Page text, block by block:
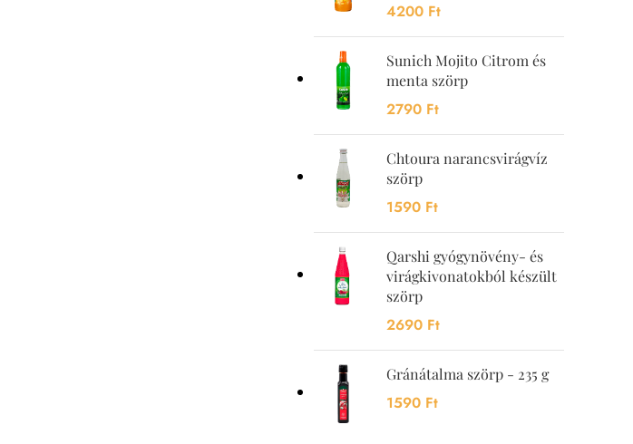
4200 Ft
Sunich Mojito Citrom és
menta szörp
2790 Ft
Chtoura narancsvirágvíz
szörp
1590 Ft
Qarshi gyógynövény- és
virágkivonatokból készült
szörp
2690 Ft
Gránátalma szörp - 235 g
1590 Ft